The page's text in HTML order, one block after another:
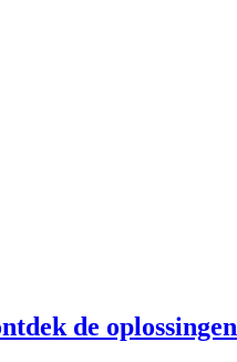
de oplossingen